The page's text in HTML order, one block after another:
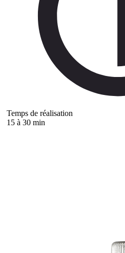
Temps de réalisation
15 à 30 min